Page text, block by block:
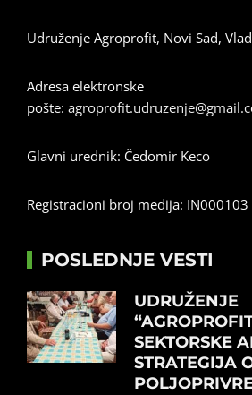
Udruženje Agroprofit, Novi Sad,
Adresa elektronske
pošte:
Glavni urednik: Čedomir Keco
Registracioni broj medija: IN000103
POSLEDNJE VESTI
UDRUŽENJE
SEKTORSKE
STRATEGIJA